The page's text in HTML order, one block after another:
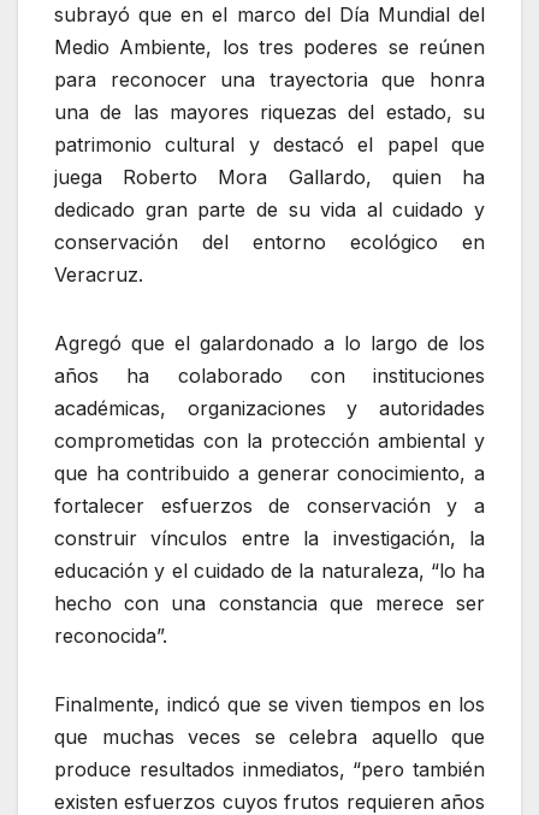
subrayó que en el marco del Día Mundial del
Medio Ambiente, los tres poderes se reúnen
para reconocer una trayectoria que honra
una de las mayores riquezas del estado, su
patrimonio cultural y destacó el papel que
juega Roberto Mora Gallardo, quien ha
dedicado gran parte de su vida al cuidado y
conservación del entorno ecológico en
Veracruz.
Agregó que el galardonado a lo largo de los
años ha colaborado con instituciones
académicas, organizaciones y autoridades
comprometidas con la protección ambiental y
que ha contribuido a generar conocimiento, a
fortalecer esfuerzos de conservación y a
construir vínculos entre la investigación, la
educación y el cuidado de la naturaleza, “lo ha
hecho con una constancia que merece ser
reconocida”.
Finalmente, indicó que se viven tiempos en los
que muchas veces se celebra aquello que
produce resultados inmediatos, “pero también
existen esfuerzos cuyos frutos requieren años